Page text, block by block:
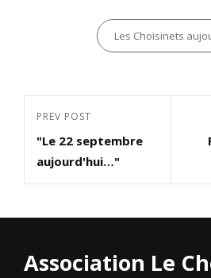
Categories
Les Choisinets
Navigation
de
l’article
Previous
Post
PREV POST
"Le 22 septembre
aujourd'hui…"
Association Le